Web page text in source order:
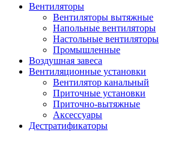
Вентиляторы
Вентиляторы вытяжные
Напольные вентиляторы
Настольные вентиляторы
Промышленные
Воздушная завеса
Вентиляционные установки
Вентилятор канальный
Приточные установки
Приточно-вытяжные
Аксессуары
Дестратификаторы